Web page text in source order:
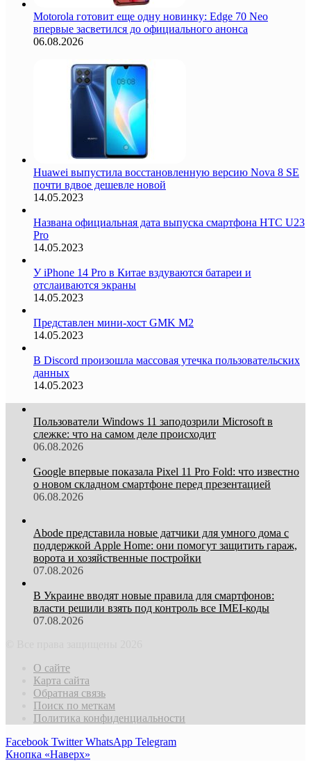
Motorola готовит еще одну новинку: Edge 70 Neo
впервые засветился до официального анонса
06.08.2026
Huawei выпустила восстановленную версию Nova 8 SE
почти вдвое дешевле новой
14.05.2023
Названа официальная дата выпуска смартфона HTC U23
Pro
14.05.2023
У iPhone 14 Pro в Китае вздуваются батареи и
отслаиваются экраны
14.05.2023
Представлен мини-хост GMK M2
14.05.2023
В Discord произошла массовая утечка пользовательских
данных
14.05.2023
Пользователи Windows 11 заподозрили Microsoft в
слежке: что на самом деле происходит
06.08.2026
Google впервые показала Pixel 11 Pro Fold: что известно
о новом складном смартфоне перед презентацией
06.08.2026
Abode представила новые датчики для умного дома с
поддержкой Apple Home: они помогут защитить гараж,
ворота и хозяйственные постройки
07.08.2026
В Украине вводят новые правила для смартфонов:
власти решили взять под контроль все IMEI-коды
07.08.2026
О сайте
Карта сайта
Обратная связь
Поиск по меткам
Политика конфиденциальности
Facebook Twitter WhatsApp Telegram
Кнопка «Наверх»